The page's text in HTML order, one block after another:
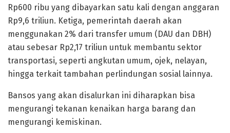
Rp600 ribu yang dibayarkan satu kali dengan anggaran
Rp9,6 triliun. Ketiga, pemerintah daerah akan
menggunakan 2% dari transfer umum (DAU dan DBH)
atau sebesar Rp2,17 triliun untuk membantu sektor
transportasi, seperti angkutan umum, ojek, nelayan,
hingga terkait tambahan perlindungan sosial lainnya.
Bansos yang akan disalurkan ini diharapkan bisa
mengurangi tekanan kenaikan harga barang dan
mengurangi kemiskinan.